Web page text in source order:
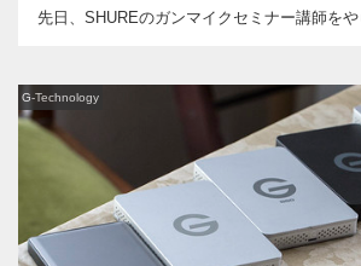
先日、SHUREのガンマイクセミナー講師を
G-Technology